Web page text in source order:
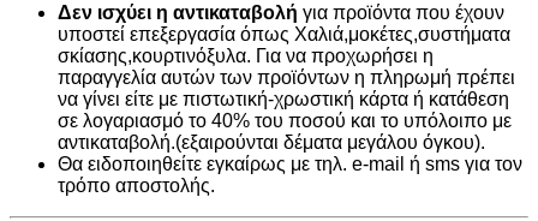
Δεν ισχύει η αντικαταβολή για προϊόντα που έχουν
υποστεί επεξεργασία όπως Χαλιά,μοκέτες,συστήματα
σκίασης,κουρτινόξυλα. Για να προχωρήσει η
παραγγελία αυτών των προϊόντων η πληρωμή πρέπει
να γίνει είτε με πιστωτική-χρωστική κάρτα ή κατάθεση
σε λογαριασμό το 40% του ποσού και το υπόλοιπο με
αντικαταβολή.(εξαιρούνται δέματα μεγάλου όγκου).
Θα ειδοποιηθείτε εγκαίρως με τηλ. e-mail ή sms για τον
τρόπο αποστολής.